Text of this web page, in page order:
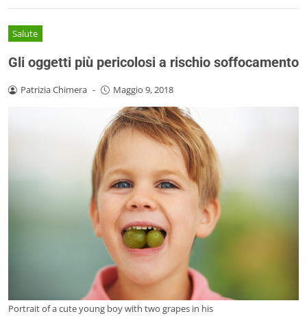
Salute
Gli oggetti più pericolosi a rischio soffocamento
Patrizia Chimera - Maggio 9, 2018
Portrait of a cute young boy with two grapes in his